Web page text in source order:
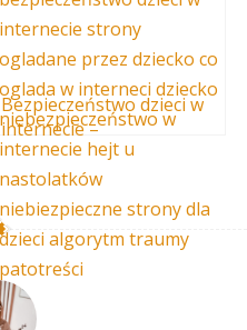
Bezpieczeństwo dzieci w
internecie –
patostreaming, algorytm
traumy i ukryte
zagrożenia